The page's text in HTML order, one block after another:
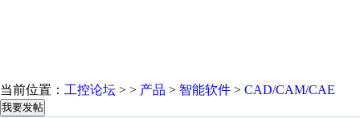
当前位置： 工控论坛 > > 产品 > 智能软件 > CAD/CAM/CAE
我要发帖